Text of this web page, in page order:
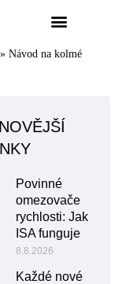
» Návod na kolmé
Povinné
omezovače
rychlosti: Jak
ISA funguje
8.8.2026
Každé nové